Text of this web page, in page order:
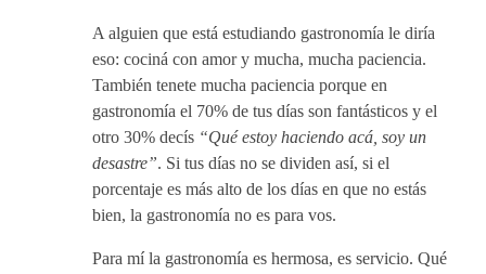
A alguien que está estudiando gastronomía le diría
eso: cociná con amor y mucha, mucha paciencia.
También tenete mucha paciencia porque en
gastronomía el 70% de tus días son fantásticos y el
otro 30% decís “Qué estoy haciendo acá, soy un
desastre”. Si tus días no se dividen así, si el
porcentaje es más alto de los días en que no estás
bien, la gastronomía no es para vos.
Para mí la gastronomía es hermosa, es servicio. Qué